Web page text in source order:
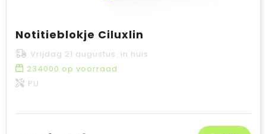
Notitieblokje Ciluxlin
Vrijdag 21 augustus in huis
234000 op voorraad
PU